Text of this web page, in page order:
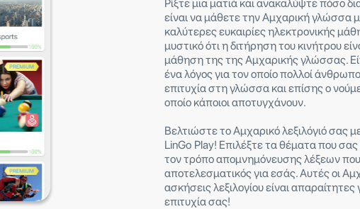
Ρίξτε μια ματιά και ανακαλύψτε πόσο
είναι να μάθετε την Αμχαρική γλώσσα
καλύτερες ευκαιρίες ηλεκτρονικής
μυστικό ότι η διτήρηση του κινήτρου
μάθηση της της Αμχαρικής γλώσσας.
ένα λόγος για τον οποίο πολλοί
επιτυχία στη γλώσσα και επίσης ο
οποίο κάποιοι αποτυγχάνουν.
Βελτιώστε το Αμχαρικό λεξιλόγιό σας
LinGo Play! Επιλέξτε τα θέματα που
τον τρόπο απομνημόνευσης λέξεων που
αποτελεσματικός για εσάς. Αυτές οι
ασκήσεις λεξιλογίου είναι απαραίτητες
επιτυχία σας!